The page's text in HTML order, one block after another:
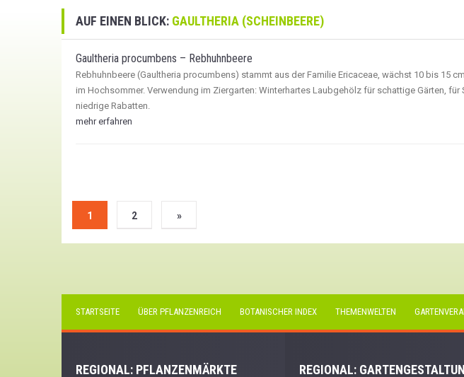
AUF EINEN BLICK: GAULTHERIA (SCHEINBEERE)
Gaultheria procumbens – Rebhuhnbeere
Rebhuhnbeere (Gaultheria procumbens) stammt aus der Familie Ericaceae, wächst 10 bis 15
im Hochsommer. Verwendung im Ziergarten: Winterhartes Laubgehölz für schattige Gärten, für
niedrige Rabatten.
mehr erfahren
1 2 »
STARTSEITE ÜBER PFLANZENREICH BOTANISCHER INDEX THEMENWELTEN
REGIONAL: PFLANZENMÄRKTE REGIONAL: